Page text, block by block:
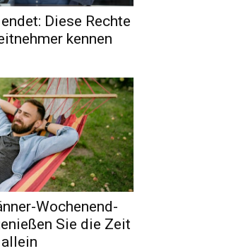
Diese Rechte
kennen
Wochenend-
Sie die Zeit
allein